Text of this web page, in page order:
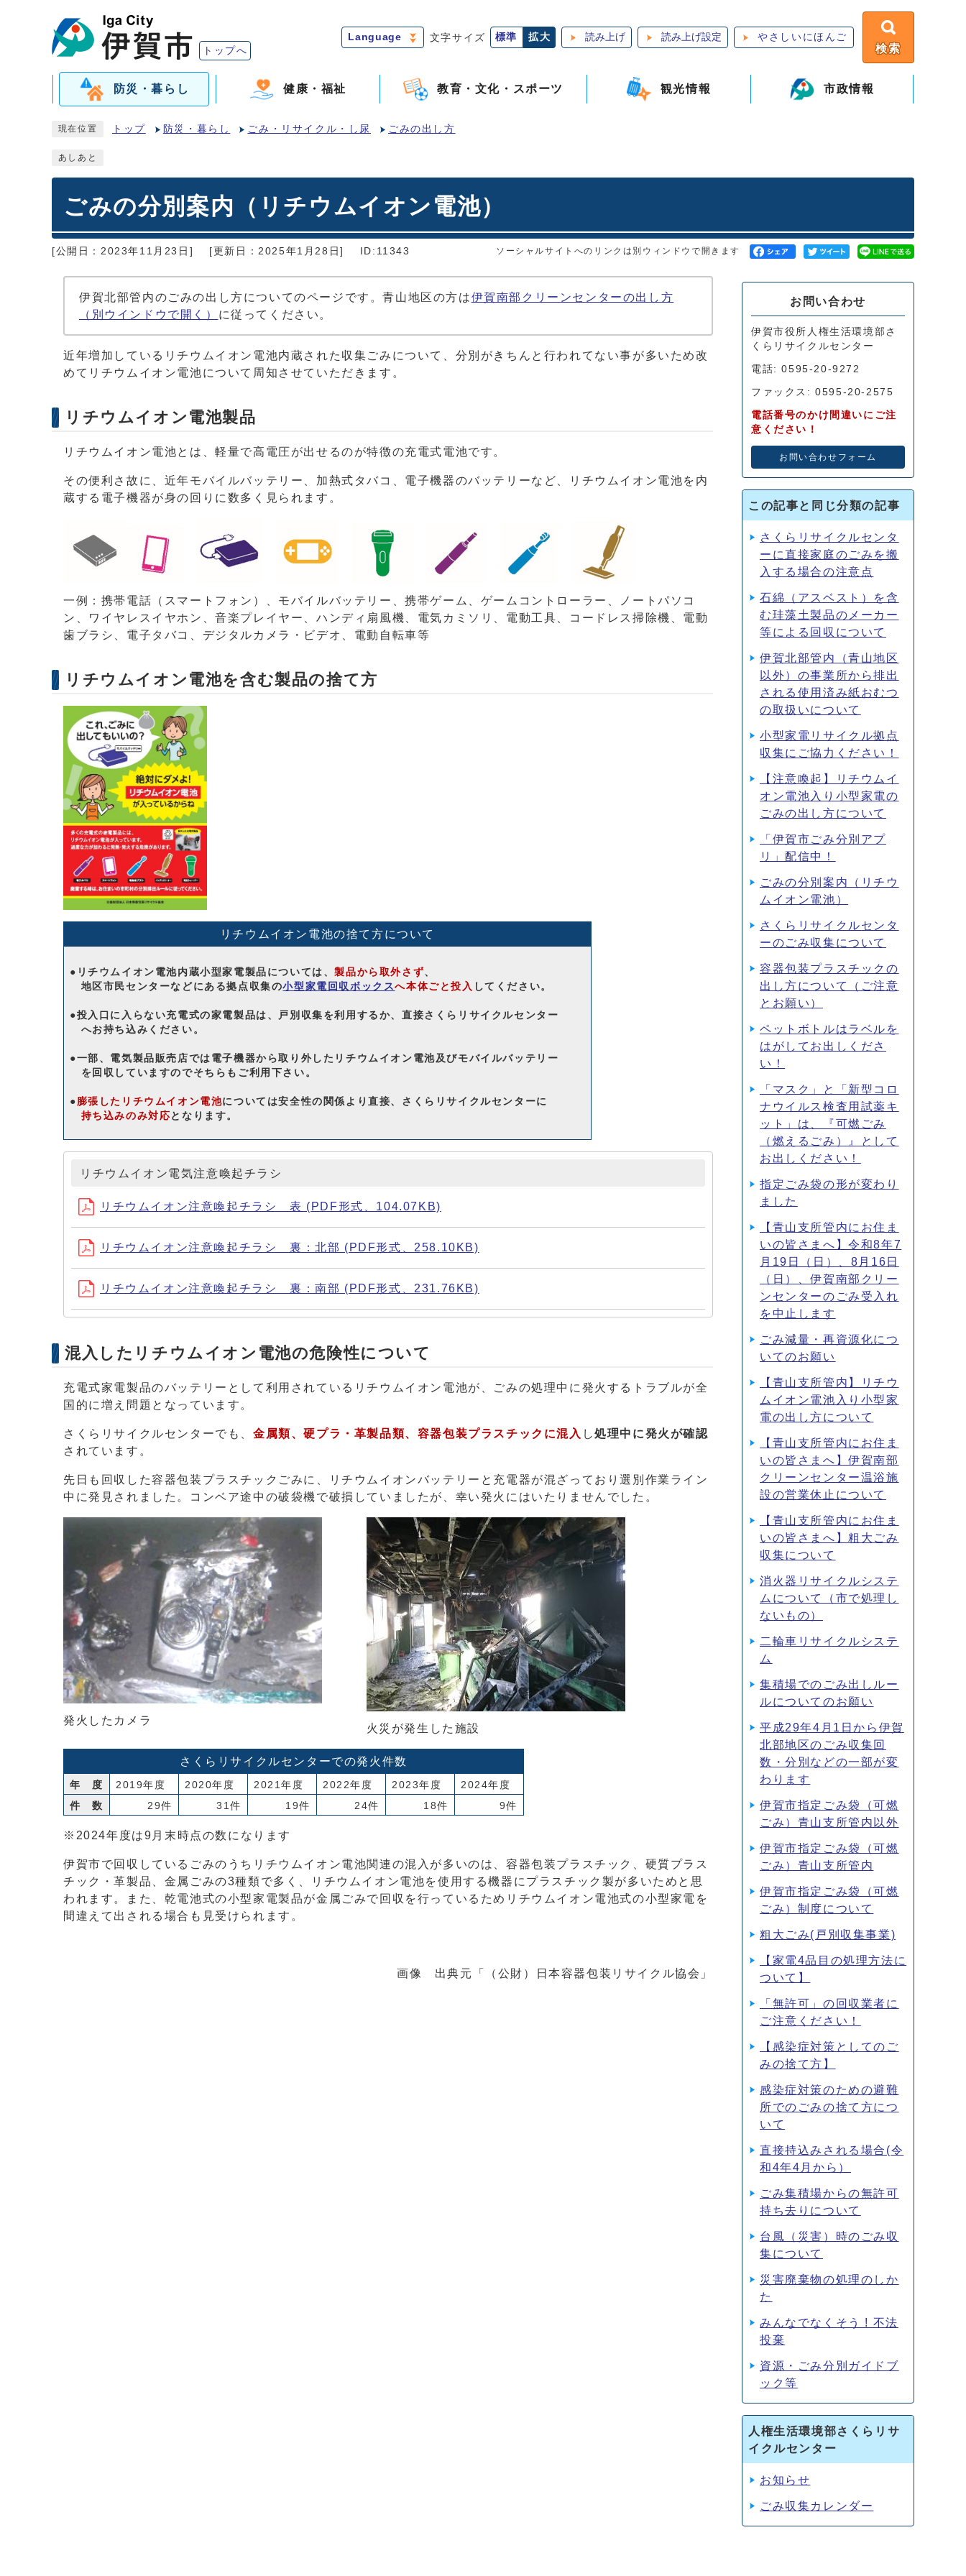
トップへ
Language 文字サイズ 標準 拡大 読み上げ 読み上げ設定 やさしいにほんご
検索
防災・暮らし 健康・福祉 教育・文化・スポーツ 観光情報 市政情報
現在位置 トップ 防災・暮らし ごみ・リサイクル・し尿 ごみの出し方
あしあと
ごみの分別案内（リチウムイオン電池）
[公開日：2023年11月23日] [更新日：2025年1月28日] ID:11343 ソーシャルサイトへのリンクは別ウィンドウで開きます
伊賀北部管内のごみの出し方についてのページです。青山地区の方は伊賀南部クリーンセンターの出し方
（別ウインドウで開く） に従ってください。
近年増加しているリチウムイオン電池内蔵された収集ごみについて、分別がきちんと行われてない事が多いため改
めてリチウムイオン電池について周知させていただきます。
リチウムイオン電池製品
リチウムイオン電池とは、軽量で高電圧が出せるのが特徴の充電式電池です。
その便利さ故に、近年モバイルバッテリー、加熱式タバコ、電子機器のバッテリーなど、リチウムイオン電池を内
蔵する電子機器が身の回りに数多く見られます。
一例：携帯電話（スマートフォン）、モバイルバッテリー、携帯ゲーム、ゲームコントローラー、ノートパソコ
ン、ワイヤレスイヤホン、音楽プレイヤー、ハンディ扇風機、電気カミソリ、電動工具、コードレス掃除機、電動
歯ブラシ、電子タバコ、デジタルカメラ・ビデオ、電動自転車等
リチウムイオン電池を含む製品の捨て方
リチウムイオン電池の捨て方について
●リチウムイオン電池内蔵小型家電製品については、製品から取外さず、
地区市民センターなどにある拠点収集の小型家電回収ボックスへ本体ごと投入 してください。
●投入口に入らない充電式の家電製品は、戸別収集を利用するか、直接さくらリサイクルセンター
へお持ち込みください。
●一部、電気製品販売店では電子機器から取り外したリチウムイオン電池及びモバイルバッテリー
を回収していますのでそちらもご利用下さい。
● 膨張したリチウムイオン電池については安全性の関係より直接、さくらリサイクルセンターに
持ち込みのみ対応 となります。
リチウムイオン電気注意喚起チラシ
リチウムイオン注意喚起チラシ 表 (PDF形式、104.07KB)
リチウムイオン注意喚起チラシ 裏：北部 (PDF形式、258.10KB)
リチウムイオン注意喚起チラシ 裏：南部 (PDF形式、231.76KB)
混入したリチウムイオン電池の危険性について
充電式家電製品のバッテリーとして利用されているリチウムイオン電池が、ごみの処理中に発火するトラブルが全
国的に増え問題となっています。
さくらリサイクルセンターでも、 金属類、硬プラ・革製品類、容器包装プラスチックに混入 し処理中に発火が確認
されています。
先日も回収した容器包装プラスチックごみに、リチウムイオンバッテリーと充電器が混ざっており選別作業ライン
中に発見されました。コンベア途中の破袋機で破損していましたが、幸い発火にはいたりませんでした。
発火したカメラ
火災が発生した施設
さくらリサイクルセンターでの発火件数
年 度 2019年度 2020年度 2021年度 2022年度 2023年度
2024年度
件 数
29件 31件 19件 24件 18件 9件
※2024年度は9月末時点の数になります
伊賀市で回収しているごみのうちリチウムイオン電池関連の混入が多いのは、容器包装プラスチック、硬質プラス
チック・革製品、金属ごみの3種類で多く、リチウムイオン電池を使用する機器にプラスチック製が多いためと思
われます。また、乾電池式の小型家電製品が金属ごみで回収を行っているためリチウムイオン電池式の小型家電を
間違えて出される場合も見受けられます。
画像 出典元「（公財）日本容器包装リサイクル協会」
お問い合わせ
伊賀市役所人権生活環境部さ
くらリサイクルセンター
電話: 0595-20-9272
ファックス: 0595-20-2575
電話番号のかけ間違いにご注
意ください！
お問い合わせフォーム
この記事と同じ分類の記事
さくらリサイクルセンタ
ーに直接家庭のごみを搬
入する場合の注意点
石綿（アスベスト）を含
む珪藻土製品のメーカー
等による回収について
伊賀北部管内（青山地区
以外）の事業所から排出
される使用済み紙おむつ
の取扱いについて
小型家電リサイクル拠点
収集にご協力ください！
【注意喚起】リチウムイ
オン電池入り小型家電の
ごみの出し方について
「伊賀市ごみ分別アプ
リ」配信中！
ごみの分別案内（リチウ
ムイオン電池）
さくらリサイクルセンタ
ーのごみ収集について
容器包装プラスチックの
出し方について（ご注意
とお願い）
ペットボトルはラベルを
はがしてお出しくださ
い！
「マスク」と「新型コロ
ナウイルス検査用試薬キ
ット」は、『可燃ごみ
（燃えるごみ）』として
お出しください！
指定ごみ袋の形が変わり
ました
【青山支所管内にお住ま
いの皆さまへ】令和8年7
月19日（日）、8月16日
（日）、伊賀南部クリー
ンセンターのごみ受入れ
を中止します
ごみ減量・再資源化につ
いてのお願い
【青山支所管内】リチウ
ムイオン電池入り小型家
電の出し方について
【青山支所管内にお住ま
いの皆さまへ】伊賀南部
クリーンセンター温浴施
設の営業休止について
【青山支所管内にお住ま
いの皆さまへ】粗大ごみ
収集について
消火器リサイクルシステ
ムについて（市で処理し
ないもの）
二輪車リサイクルシステ
ム
集積場でのごみ出しルー
ルについてのお願い
平成29年4月1日から伊賀
北部地区のごみ収集回
数・分別などの一部が変
わります
伊賀市指定ごみ袋（可燃
ごみ）青山支所管内以外
伊賀市指定ごみ袋（可燃
ごみ）青山支所管内
伊賀市指定ごみ袋（可燃
ごみ）制度について
粗大ごみ(戸別収集事業)
【家電4品目の処理方法に
ついて】
「無許可」の回収業者に
ご注意ください！
【感染症対策としてのご
みの捨て方】
感染症対策のための避難
所でのごみの捨て方につ
いて
直接持込みされる場合(令
和4年4月から）
ごみ集積場からの無許可
持ち去りについて
台風（災害）時のごみ収
集について
災害廃棄物の処理のしか
た
みんなでなくそう ! 不法
投棄
資源・ごみ分別ガイドブ
ック等
人権生活環境部さくらリサ
イクルセンター
お知らせ
ごみ収集カレンダー